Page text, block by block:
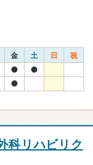
金 土 日 祝
科リハビリク